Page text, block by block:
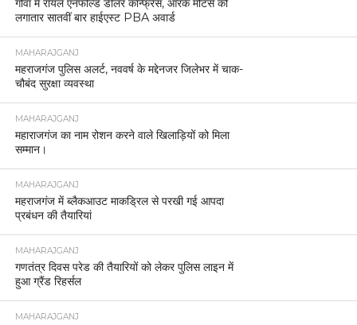
गोवा में रॉयल एनफील्ड डीलर कॉन्फ्रेंस, आरके मोटर्स को
लगातार सातवीं बार हाईएस्ट PBA अवार्ड
MAHARAJGANJ
महराजगंज पुलिस अलर्ट, नववर्ष के मद्देनजर जिलेभर में चाक-
चौबंद सुरक्षा व्यवस्था
MAHARAJGANJ
महाराजगंज का नाम रोशन करने वाले खिलाड़ियों को मिला
सम्मान।
MAHARAJGANJ
महराजगंज में ब्लैकआउट माकड्रिल से परखी गई आपदा
प्रबंधन की तैयारियां
MAHARAJGANJ
गणतंत्र दिवस परेड की तैयारियों को लेकर पुलिस लाइन में
हुआ ग्रैंड रिहर्सल
MAHARAJGANJ